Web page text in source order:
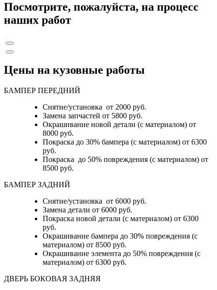
Посмотрите, пожалуйста, на процесс
наших работ
Цены на кузовные работы
БАМПЕР ПЕРЕДНИЙ
Снятие/установка от 2000 руб.
Замена запчастей от 5800 руб.
Окрашивание новой детали (с материалом) от
8000 руб.
Покраска до 30% бампера (с материалом) от 6300
руб.
Покраска до 50% повреждения (с материалом) от
8500 руб.
БАМПЕР ЗАДНИЙ
Снятие/установка от 6000 руб.
Замена детали от 6000 руб.
Покраска новой детали (с материалом) от 6300
руб.
Окрашивание бампера до 30% повреждения (с
материалом) от 8500 руб.
Окрашивание элемента до 50% повреждения (с
материалом) от 6300 руб.
ДВЕРЬ БОКОВАЯ ЗАДНЯЯ